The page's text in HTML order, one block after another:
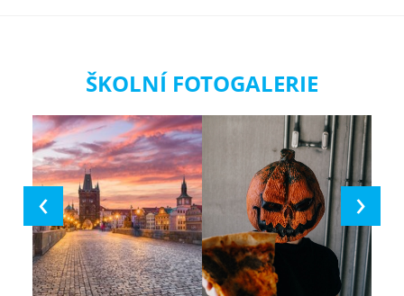
ŠKOLNÍ FOTOGALERIE